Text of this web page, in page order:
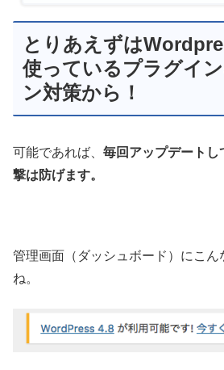
とりあえずは
使っているプラグイ
ン対策から！
可能であれば、 毎回アップデートし
撃は防げます。
管理画面（ダッシュボード）にこん
ね。